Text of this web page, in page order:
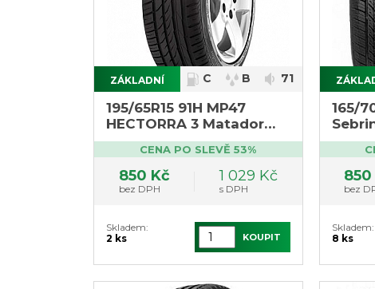
ZÁKLADNÍ C B 71
195/65R15 91H MP47
HECTORRA 3 Matador
(výprodej 1ks DOT1422)
CENA PO SLEVĚ 53%
850 Kč
bez DPH
1 029 Kč
s DPH
Skladem:
2 ks
KOUPIT
165/
850
bez
Skladem:
8 ks